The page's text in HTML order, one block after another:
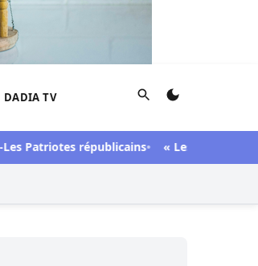
DADIA TV Rechercher
républicains « Lesbienne », «